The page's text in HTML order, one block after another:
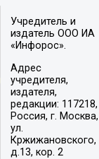
Учредитель и
издатель ООО ИА
«Инфорос».
Адрес
учредителя,
издателя,
редакции: 117218,
Россия, г. Москва,
ул.
Кржижановского,
д.13, кор. 2